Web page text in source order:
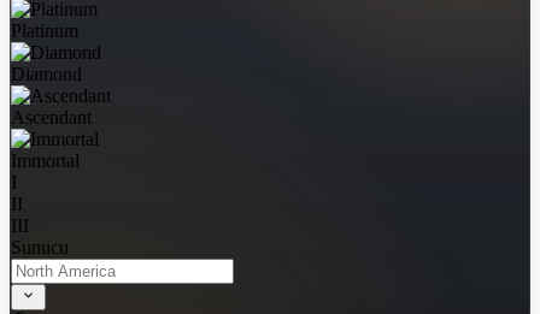
Platinum
Diamond
Ascendant
Immortal
I
II
III
Sunucu